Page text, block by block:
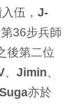
伍， J-
36步兵師
後第二位
、 Jimin、
Suga亦於